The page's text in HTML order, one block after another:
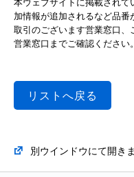
本ウェブサイトに掲載され
加情報が追加されるなど品
取引のございます営業窓口、
営業窓口までご確認ください。
リストへ戻る
別ウインドウにて開き